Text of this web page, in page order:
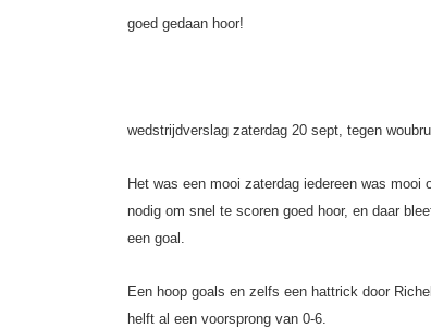
goed gedaan hoor!
wedstrijdverslag zaterdag 20 sept, tegen
Het was een mooi zaterdag iedereen was
nodig om snel te scoren goed hoor, en daar
een goal.
Een hoop goals en zelfs een hattrick door
helft al een voorsprong van 0-6.